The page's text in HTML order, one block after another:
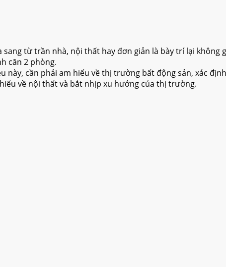
từ trần nhà, nội thất hay đơn giản là bày trí lại không
căn 2 phòng.
cần phải am hiểu về thị trường bất động sản, xác
về nội thất và bắt nhịp xu hướng của thị trường.